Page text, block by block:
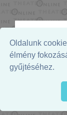
Oldalunk
élmény
gyűjtéséhez.
Az oldal
© 2026. -